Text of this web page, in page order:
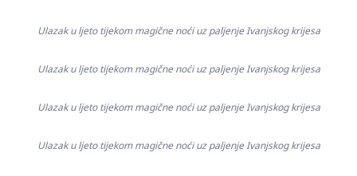
Ulazak u ljeto tijekom magične noći uz paljenje Ivanjskog krijesa
Ulazak u ljeto tijekom magične noći uz paljenje Ivanjskog krijesa
Ulazak u ljeto tijekom magične noći uz paljenje Ivanjskog krijesa
Ulazak u ljeto tijekom magične noći uz paljenje Ivanjskog krijesa